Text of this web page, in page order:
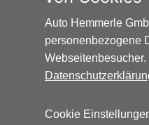
Auto Hemmerle
personenbezogene
Cookie